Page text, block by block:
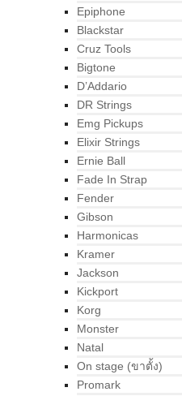
Epiphone
Blackstar
Cruz Tools
Bigtone
D’Addario
DR Strings
Emg Pickups
Elixir Strings
Ernie Ball
Fade In Strap
Fender
Gibson
Harmonicas
Kramer
Jackson
Kickport
Korg
Monster
Natal
On stage (ขาตั้ง)
Promark